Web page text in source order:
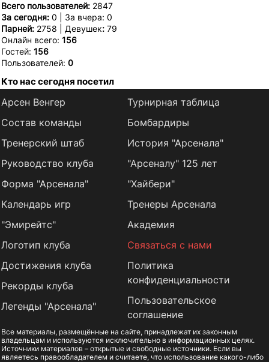
Всего пользователей: 2847
За сегодня: 0 | За вчера: 0
Парней: 2758 | Девушек: 79
Онлайн всего: 156
Гостей: 156
Пользователей: 0
Кто нас сегодня посетил
Арсен Венгер
Состав команды
Тренерский штаб
Руководство клуба
Форма "Арсенала"
Календарь игр
Турнирная таблица
Бомбардиры
История "Арсенала"
"Арсеналу" 125 лет
"Хайбери"
Тренеры Арсенала
"Эмирейтс"
Логотип клуба
Достижения клуба
Рекорды клуба
Легенды "Арсенала"
Академия
Связаться с нами
Политика
конфиденциальности
Пользовательское
соглашение
Все материалы, размещённые на сайте, принадлежат их законным
владельцам и используются исключительно в информационных целях.
Источники материалов – открытые и свободные источники. Если вы
являетесь правообладателем и считаете, что использование какого-либо